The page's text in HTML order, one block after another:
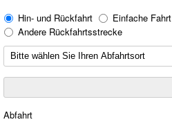
Hin- und Rückfahrt
Einfache Fahrt
Andere Rückfahrtsstrecke
Abfahrt